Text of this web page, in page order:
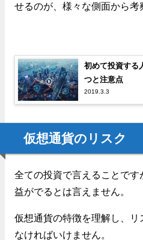
せるのが、様々な側面から考
初めて投資する
つと注意点
2019.3.3
仮想通貨のリスク
全ての投資で言えることです
益がでるとは言えません。
仮想通貨の特徴を理解し、
なければいけません。